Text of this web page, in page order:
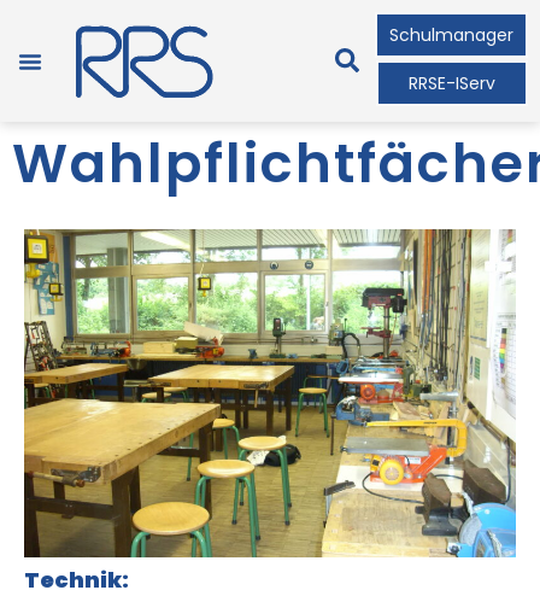
Schulmanager
RRSE-IServ
Technik: